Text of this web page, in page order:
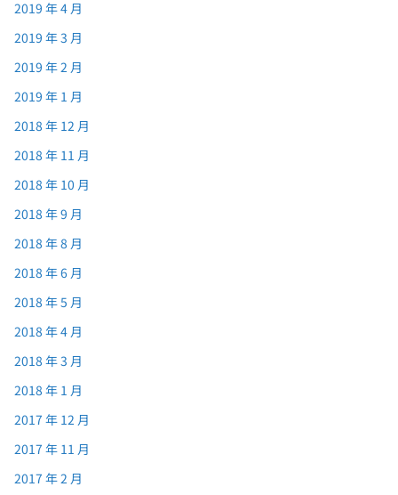
2019 年 4 月
2019 年 3 月
2019 年 2 月
2019 年 1 月
2018 年 12 月
2018 年 11 月
2018 年 10 月
2018 年 9 月
2018 年 8 月
2018 年 6 月
2018 年 5 月
2018 年 4 月
2018 年 3 月
2018 年 1 月
2017 年 12 月
2017 年 11 月
2017 年 2 月